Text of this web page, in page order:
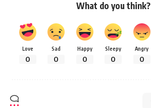
What do you think?
Love
0
Sad
0
Happy
0
Sleepy
0
Angry
0